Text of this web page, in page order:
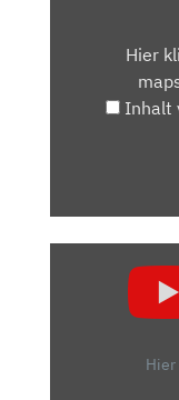
Hier
Inhalt
FORMENTOR
FACELIFT:
Hier